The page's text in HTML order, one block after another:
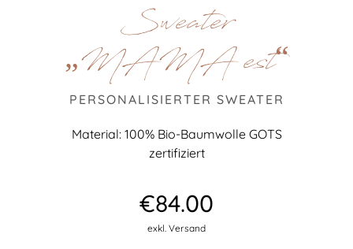
Sweater
„MAMA est“
PERSONALISIERTER SWEATER
Material: 100% Bio-Baumwolle GOTS
zertifiziert
€84.00
exkl. Versand